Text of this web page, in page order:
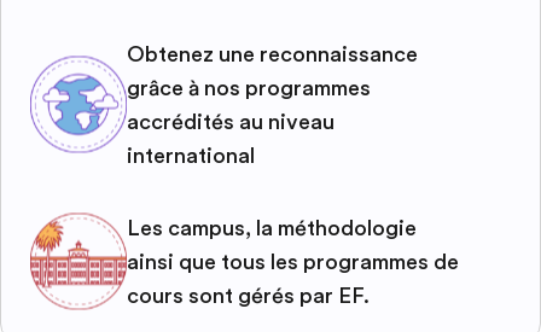
Obtenez une reconnaissance
grâce à nos programmes
accrédités au niveau
international
Les campus, la méthodologie
ainsi que tous les programmes de
cours sont gérés par EF.